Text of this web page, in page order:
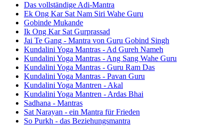
Das vollständige Adi-Mantra
Ek Ong Kar Sat Nam Siri Wahe Guru
Gobinde Mukande
Ik Ong Kar Sat Gurprassad
Jai Te Gang - Mantra von Guru Gobind Singh
Kundalini Yoga Mantras - Ad Gureh Nameh
Kundalini Yoga Mantras - Ang Sang Wahe Guru
Kundalini Yoga Mantras - Guru Ram Das
Kundalini Yoga Mantras - Pavan Guru
Kundalini Yoga Mantren - Akal
Kundalini Yoga Mantren - Ardas Bhai
Sadhana - Mantras
Sat Narayan - ein Mantra für Frieden
So Purkh - das Beziehungsmantra